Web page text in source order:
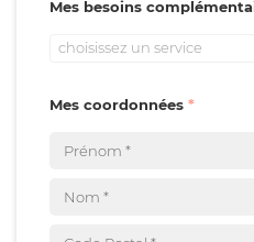
Mes besoins
choisissez un service
Mes coordonnées